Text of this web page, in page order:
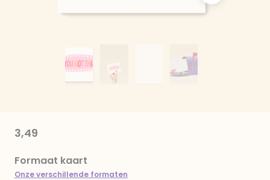
3,49
Formaat kaart
Onze verschillende formaten